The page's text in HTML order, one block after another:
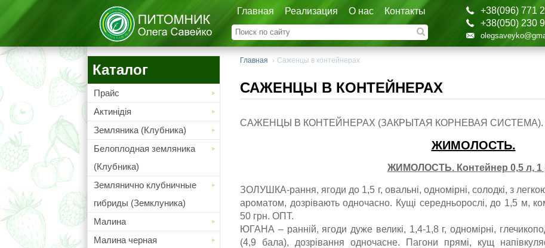
Главная Реализация О нас Контакты
+38(096) 771
+38(050) 230
Каталог
Прайс
Актинідія
Земляника (Клубника)
Белоплодная земляника
(Клубника)
Землянично клубничные
гибриды (Земклуника)
Малина
Малина черная
Главная › Саженцы в контейнерах
САЖЕНЦЫ В КОНТЕЙНЕРАХ
САЖЕНЦЫ В КОНТЕЙНЕРАХ (ЗАКРЫТАЯ КОРНЕВАЯ СИСТЕМА).
ЖИМОЛОСТЬ.
ЖИМОЛОСТЬ. Контейнер 0,5 л, 1
ЗОЛУШКА-рання, ягоди до 1,5 г, овальні, одномірні, солодкі, з
ароматом, дозрівають одночасно. Кущі середньорослі, до 1,5 м,
50 грн. ОПТ.
ЮГАНА – ранній, ягоди дуже великі, 1,4-1,8 г, одномірні,
(4,9 бала), дозрівання одночасне. Пагони прямі, кущ